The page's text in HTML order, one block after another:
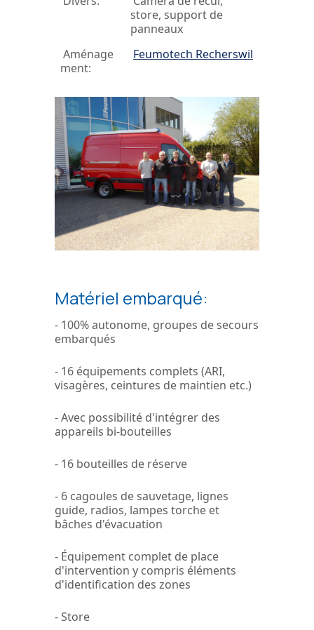
store, support de
panneaux
Aménage
ment:
Feumotech Recherswil
Matériel embarqué:
- 100% autonome, groupes de secours
embarqués
- 16 équipements complets (ARI,
visagères, ceintures de maintien etc.)
- Avec possibilité d'intégrer des
appareils bi-bouteilles
- 16 bouteilles de réserve
- 6 cagoules de sauvetage, lignes
guide, radios, lampes torche et
bâches d'évacuation
- Équipement complet de place
d'intervention y compris éléments
d'identification des zones
- Store